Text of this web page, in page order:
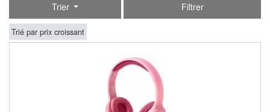
Trier
Filtrer
Trié par prix croissant